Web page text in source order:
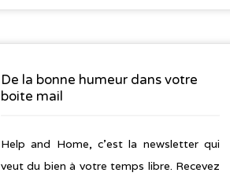
De la bonne humeur dans votre
boite mail
Help and Home, c’est la newsletter qui
veut du bien à votre temps libre. Recevez